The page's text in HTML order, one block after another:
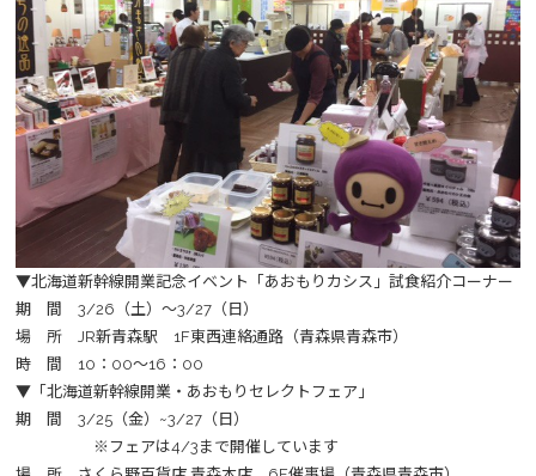
▼北海道新幹線開業記念イベント「あおもりカシス」試食紹介コーナー
期 間 3/26（土）～3/27（日）
場 所 JR新青森駅 1F東西連絡通路（青森県青森市）
時 間 10：00～16：00
▼「北海道新幹線開業・あおもりセレクトフェア」
期 間 3/25（金）~3/27（日）
※フェアは4/3まで開催しています